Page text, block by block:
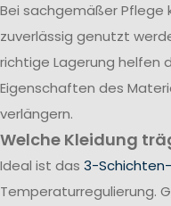
Bei sachgemäßer Pflege
zuverlässig genutzt
richtige Lagerung helfen
Eigenschaften des
verlängern.
Welche Kleidung
Ideal ist das 3-
Temperaturregulierung.